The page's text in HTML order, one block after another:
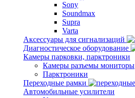
Sony
Soundmax
Supra
Varta
Аксессуары для сигнализаций
Диагностическое оборудование
Камеры парковки, парктроники
Камеры разъемы мониторы
Парктроники
Переходные рамки
Автомобильные усилители